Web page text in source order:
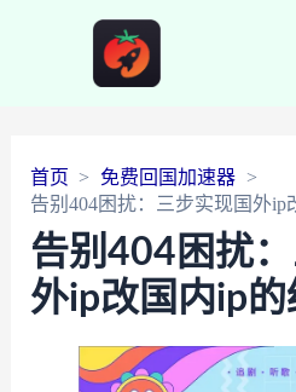
首页
免费回国加速器
告别404困扰：三步实现国外ip
告别404困扰
外ip改国内ip的